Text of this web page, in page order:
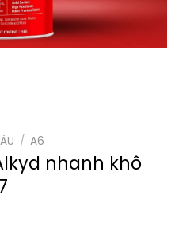
/ A6
nhanh khô